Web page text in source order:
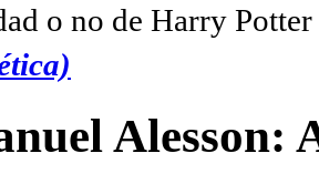
o no de Harry
Alesson: